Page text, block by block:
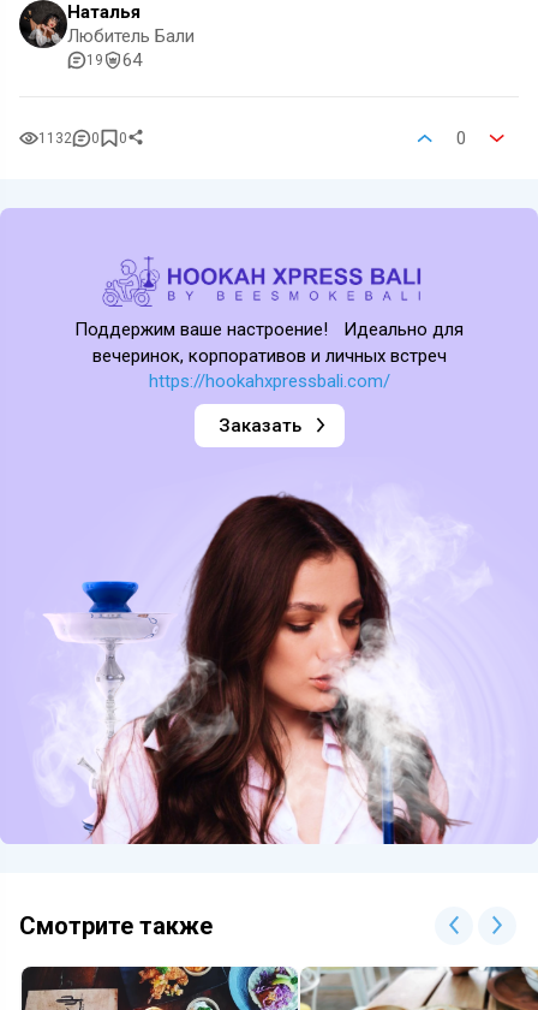
Наталья
Любитель Бали
19 64
1132 0 0 0
Поддержим ваше настроение! Идеально для
вечеринок, корпоративов и личных встреч
https://hookahxpressbali.com/
Заказать
Смотрите также